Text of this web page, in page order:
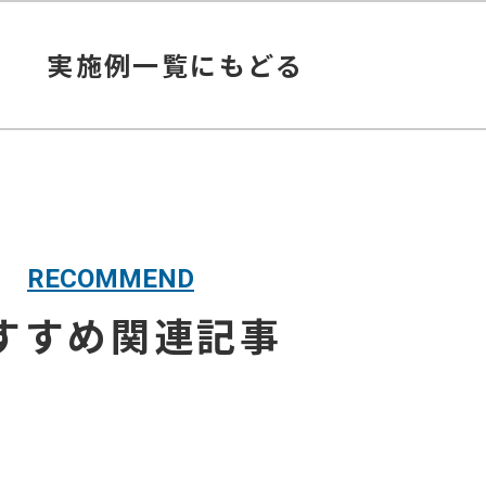
実施例一覧にもどる
RECOMMEND
すめ関連記事